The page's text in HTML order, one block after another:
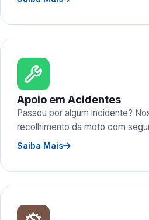
Apoio em Acidentes
Passou por algum incidente?
recolhimento da moto com
Saiba Mais